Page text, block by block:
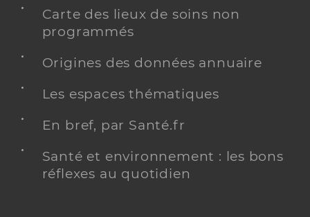
Carte des lieux de soins non
programmés
Origines des données annuaire
Les espaces thématiques
En bref, par Santé.fr
Santé et environnement : les bons
réflexes au quotidien